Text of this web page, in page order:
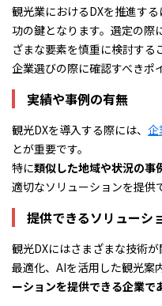
観光業におけるDXを推進す
功の鍵となります。選定の際
ざまな要素を慎重に検討する
企業選びの際に確認すべきポ
実績や事例の有無
観光DXを導入する際には、 企
とが重要です。
特に類似した地域や状況の事
適切なソリューションを提供
提供できるソリューシ
観光DXにはさまざまな技術
最適化、AIを活用した観光案
ーションを提供できる企業で